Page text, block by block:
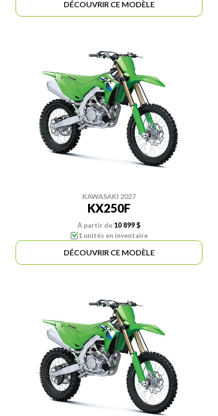
DÉCOUVRIR CE MODÈLE
KAWASAKI 2027
KX250F
À partir de 10 899 $
1 unités en inventaire
DÉCOUVRIR CE MODÈLE